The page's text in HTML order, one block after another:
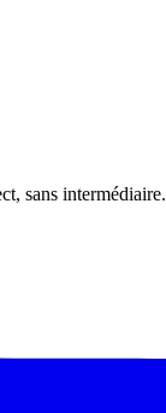
sans intermédiaire.